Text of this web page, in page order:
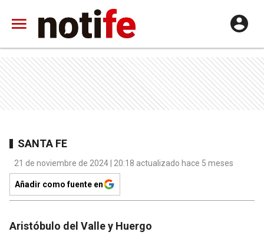
SANTA FE
21 de noviembre de 2024 | 20:18 actualizado hace 5 meses
Añadir como fuente en
Aristóbulo del Valle y Huergo